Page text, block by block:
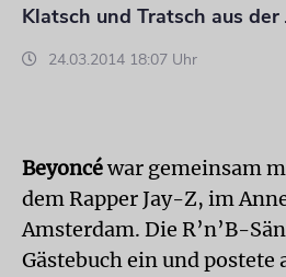
Klatsch und Tratsch aus
24.03.2014 18:07 Uhr
Beyoncéwar gemeinsam
dem Rapper Jay-Z, im
Amsterdam. Die R’n’B-
Gästebuch ein und postete